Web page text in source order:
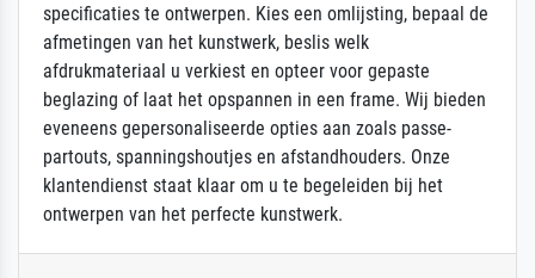
specificaties te ontwerpen. Kies een omlijsting, bepaal de
afmetingen van het kunstwerk, beslis welk
afdrukmateriaal u verkiest en opteer voor gepaste
beglazing of laat het opspannen in een frame. Wij bieden
eveneens gepersonaliseerde opties aan zoals passe-
partouts, spanningshoutjes en afstandhouders. Onze
klantendienst staat klaar om u te begeleiden bij het
ontwerpen van het perfecte kunstwerk.